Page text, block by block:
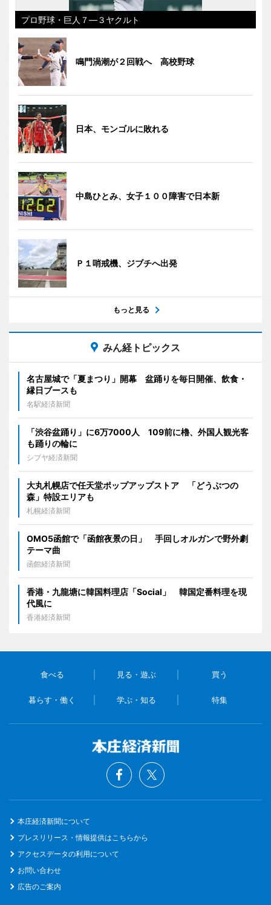
プロ野球・巨人７―３ヤクルト
鳴門渦潮が２回戦へ 高校野球
日本、モンゴルに敗れる
中島ひとみ、女子１００障害で日本新
Ｐ１哨戒機、ジブチへ出発
もっと見る
みん経トピックス
名古屋城で「夏まつり」開幕 盆踊りを毎日開催、飲食・
縁日ブースも
名駅経済新聞
「渋谷盆踊り」に6万7000人 109前に櫓、外国人観光客
も踊りの輪に
シブヤ経済新聞
大丸札幌店で任天堂ポップアップストア 「どうぶつの
森」特設エリアも
札幌経済新聞
OMO5函館で「函館夜景の日」 手回しオルガンで野外劇
テーマ曲
函館経済新聞
香港・九龍塘に韓国料理店「Social」 韓国定番料理を現
代風に
香港経済新聞
食べる 見る・遊ぶ 買う
暮らす・働く 学ぶ・知る 特集
本庄経済新聞について
プレスリリース・情報提供はこちらから
アクセスデータの利用について
お問い合わせ
広告のご案内